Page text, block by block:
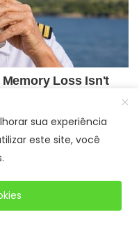
sua experiência
este site, você